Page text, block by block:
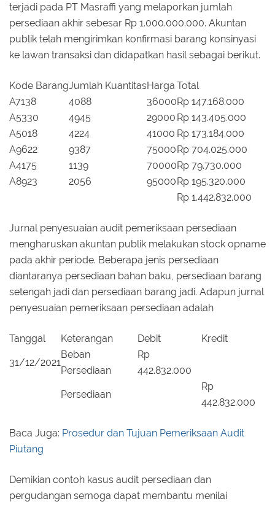
terjadi pada PT Masraffi yang melaporkan jumlah
persediaan akhir sebesar Rp 1.000.000.000. Akuntan
publik telah mengirimkan konfirmasi barang konsinyasi
ke lawan transaksi dan didapatkan hasil sebagai berikut.
Kode BarangJumlah KuantitasHarga Total
A7138
4088 36000Rp 147.168.000
A5330
4945 29000 Rp 143.405.000
A5018
4224 41000 Rp 173.184.000
A9622
9387 75000Rp 704.025.000
A4175
1139 70000Rp 79.730.000
A8923
2056 95000Rp 195.320.000
Rp 1.442.832.000
Jurnal penyesuaian audit pemeriksaan persediaan
mengharuskan akuntan publik melakukan stock opname
pada akhir periode. Beberapa jenis persediaan
diantaranya persediaan bahan baku, persediaan barang
setengah jadi dan persediaan barang jadi. Adapun jurnal
penyesuaian pemeriksaan persediaan adalah
Tanggal Keterangan Debit Kredit
31/12/2021
Beban
Persediaan
Rp
442.832.000
Persediaan
Rp
442.832.000
Baca Juga: Prosedur dan Tujuan Pemeriksaan Audit
Piutang
Demikian contoh kasus audit persediaan dan
pergudangan semoga dapat membantu menilai